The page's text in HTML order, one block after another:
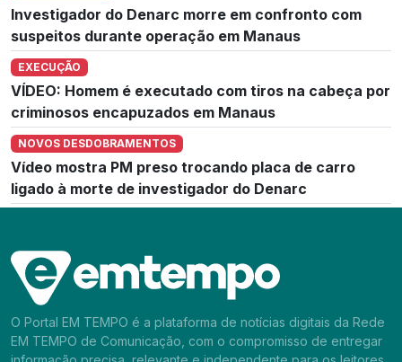
Investigador do Denarc morre em confronto com
suspeitos durante operação em Manaus
EXECUÇÃO
VÍDEO: Homem é executado com tiros na cabeça por
criminosos encapuzados em Manaus
NOVOS DESDOBRAMENTOS
Vídeo mostra PM preso trocando placa de carro
ligado à morte de investigador do Denarc
O Portal EM TEMPO é a plataforma de notícias digitais da Rede
EM TEMPO de Comunicação, com o compromisso de entregar